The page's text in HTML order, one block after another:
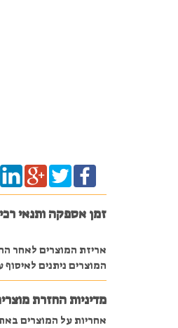
זמן אספקה ותנאי
אריזת המוצרים לאחר
המוצרים ניתנים לאיסוף
מדיניות החזרת
אחריות על המוצרים